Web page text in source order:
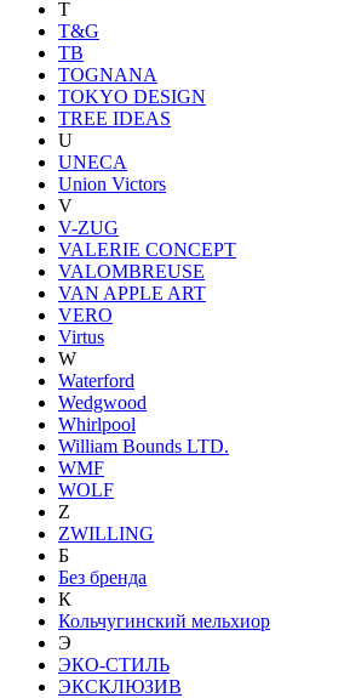
T
T&G
TB
TOGNANA
TOKYO DESIGN
TREE IDEAS
U
UNECA
Union Victors
V
V-ZUG
VALERIE CONCEPT
VALOMBREUSE
VAN APPLE ART
VERO
Virtus
W
Waterford
Wedgwood
Whirlpool
William Bounds LTD.
WMF
WOLF
Z
ZWILLING
Б
Без бренда
К
Кольчугинский мельхиор
Э
ЭКО-СТИЛЬ
ЭКСКЛЮЗИВ